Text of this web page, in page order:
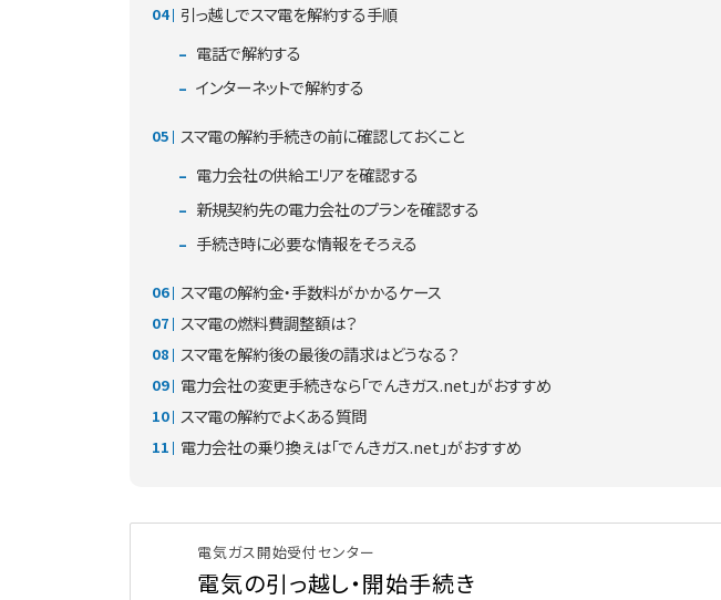
引っ越しでスマ電を解約する手順
電話で解約する
インターネットで解約する
スマ電の解約手続きの前に確認しておくこと
電力会社の供給エリアを確認する
新規契約先の電力会社のプランを確認する
手続き時に必要な情報をそろえる
スマ電の解約金・手数料がかかるケース
スマ電の燃料費調整額は？
スマ電を解約後の最後の請求はどうなる？
電力会社の変更手続きなら「でんきガス.net」がおすすめ
スマ電の解約でよくある質問
電力会社の乗り換えは「でんきガス.net」がおすすめ
電気ガス開始受付センター
電気の引っ越し・開始手続き